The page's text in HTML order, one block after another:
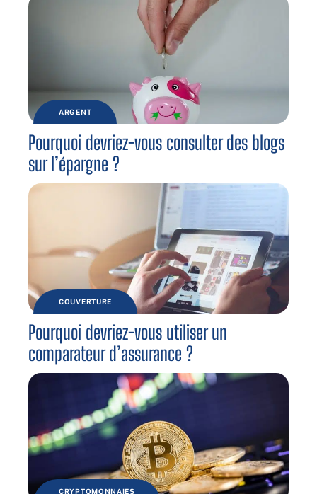
ARGENT
Pourquoi devriez-vous consulter des blogs
sur l’épargne ?
COUVERTURE
Pourquoi devriez-vous utiliser un
comparateur d’assurance ?
CRYPTOMONNAIES